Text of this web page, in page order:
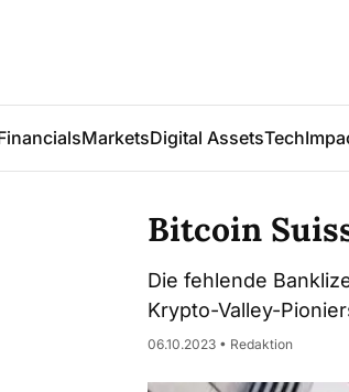
MarketsDigital AssetsTech
Bitcoin
Die fehlende
Krypto-Valley-
06.10.2023 • Redaktion